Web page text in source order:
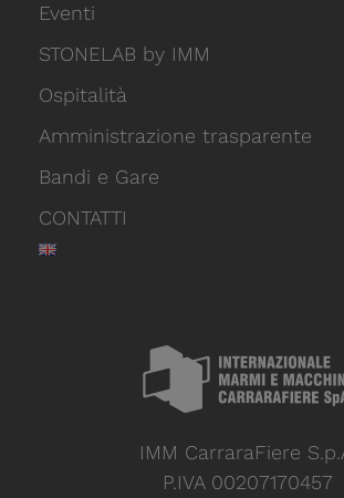
Eventi
STONELAB by IMM
Ospitalità
Amministrazione trasparente
Bandi e Gare
CONTATTI
IMM CarraraFiere
P.IVA 00207170457